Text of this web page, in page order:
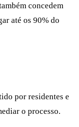
concedem
até os 90% do
por residentes e
o processo.